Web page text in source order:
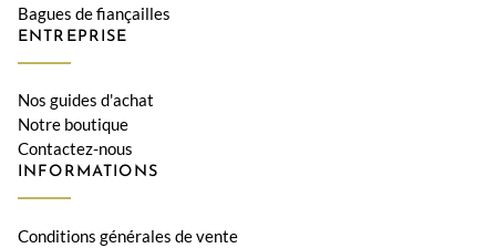
Bagues de fiançailles
ENTREPRISE
Nos guides d'achat
Notre boutique
Contactez-nous
INFORMATIONS
Conditions générales de vente